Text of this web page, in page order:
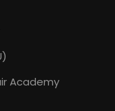
Academy